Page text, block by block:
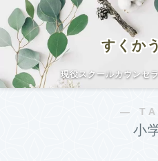
すくか
現役スクールカウンセ
―
小